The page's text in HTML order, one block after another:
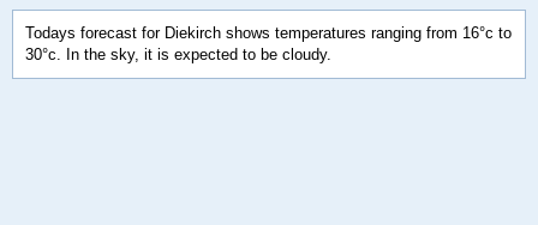
Todays forecast for Diekirch shows temperatures ranging from 16°c to
30°c. In the sky, it is expected to be cloudy.